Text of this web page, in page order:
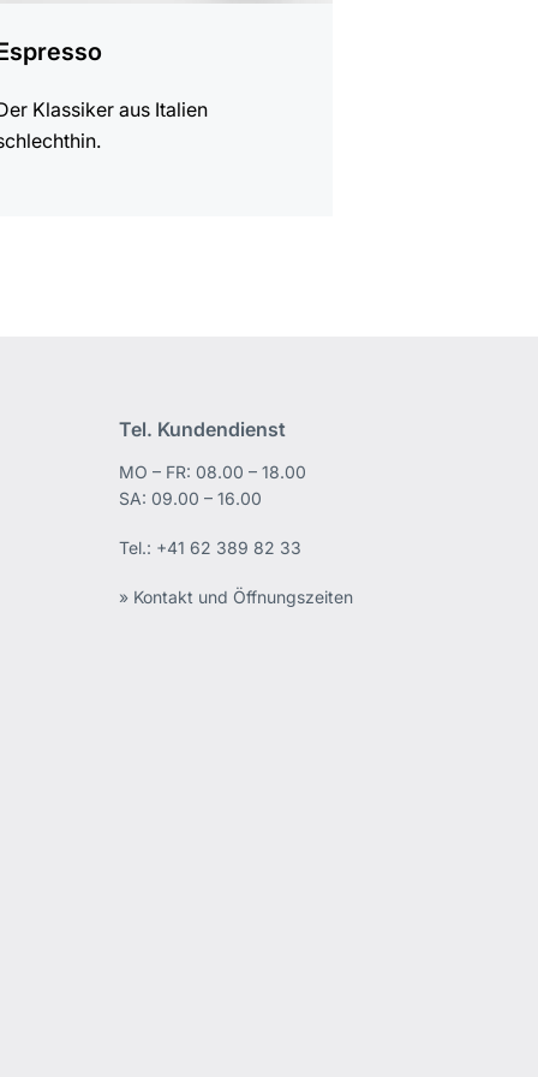
Klassiker aus Italien
Tel. Kundendienst
MO – FR: 08.00 – 18.00
SA: 09.00 – 16.00
Tel.: +41 62 389 82 33
» Kontakt und Öffnungszeiten